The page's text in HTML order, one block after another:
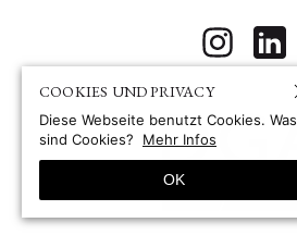
COOKIES UND PRIVACY
Diese Webseite benutzt Cookies. Was
sind Cookies?
Mehr Infos
OK